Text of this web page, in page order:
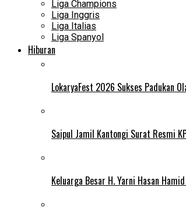
Liga Champions
Liga Inggris
Liga Italias
Liga Spanyol
Hiburan
LokaryaFest 2026 Sukses Padukan
Saipul Jamil Kantongi Surat Resmi
Keluarga Besar H. Yarni Hasan